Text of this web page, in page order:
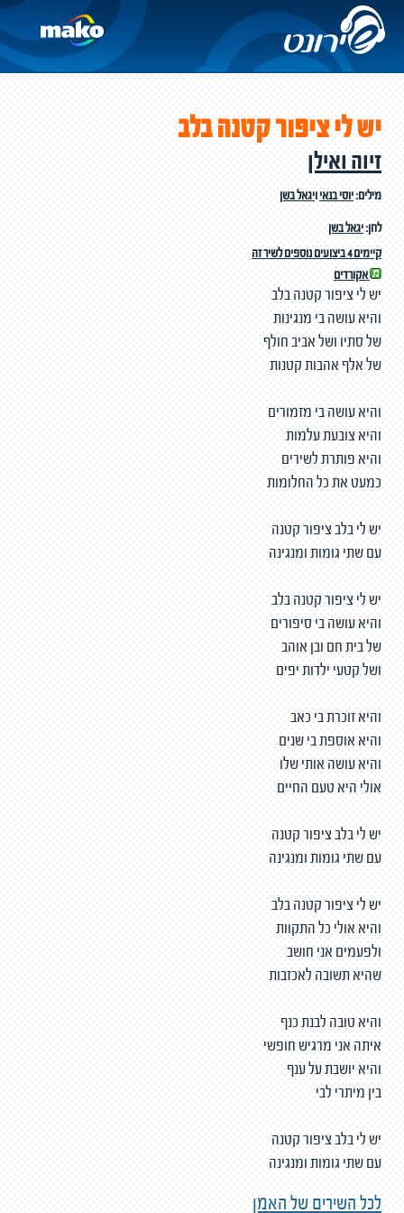
יש לי ציפור קטנה בלב
זיוה ואילן
מילים:יוסי בנאיויגאל בשן
לחן:יגאל בשן
קיימים 4 ביצועים נוספים לשיר זה
אקורדים
יש לי ציפור קטנה בלב
והיא עושה בי מנגינות
של סתיו ושל אביב חולף
של אלף אהבות קטנות
והיא עושה בי מזמורים
והיא צובעת עלמות
והיא פותרת לשירים
כמעט את כל החלומות
יש לי בלב ציפור קטנה
עם שתי גומות ומנגינה
יש לי ציפור קטנה בלב
והיא עושה בי סיפורים
של בית חם ובן אוהב
ושל קטעי ילדות יפים
והיא זוכרת בי כאב
והיא אוספת בי שנים
והיא עושה אותי שלו
אולי היא טעם החיים
יש לי בלב ציפור קטנה
עם שתי גומות ומנגינה
יש לי ציפור קטנה בלב
והיא אולי כל התקוות
ולפעמים אני חושב
שהיא תשובה לאכזבות
והיא טובה לבנת כנף
איתה אני מרגיש חופשי
והיא יושבת על ענף
בין מיתרי לבי
יש לי בלב ציפור קטנה
עם שתי גומות ומנגינה
לכל השירים של האמן